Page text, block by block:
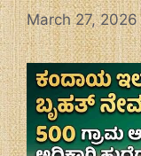
March 27, 2026